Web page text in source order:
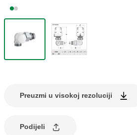
Preuzmi u visokoj rezoluciji
Podijeli